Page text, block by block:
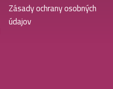
Cherry 28) –
Zásady ochrany osobných
údajov